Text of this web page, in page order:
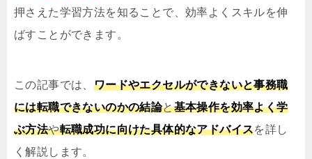
押さえた学習方法を知ることで、効率よくスキルを伸
ばすことができます。
この記事では、 ワードやエクセルができないと事務職
には転職できないのかの結論と基本操作を効率よく学
ぶ方法や転職成功に向けた具体的なアドバイスを詳し
く解説します。